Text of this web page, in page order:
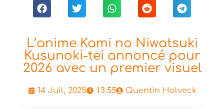
L’anime Kami no Niwatsuki
Kusunoki-tei annoncé pour
2026 avec un premier visuel
14 Juil, 2025 13:55 Quentin Holveck